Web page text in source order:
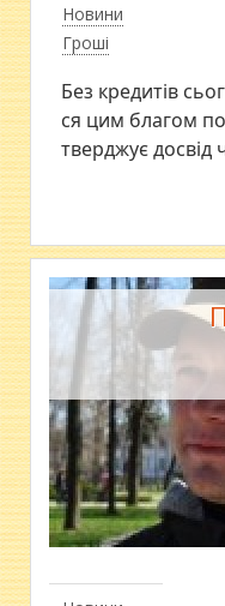
Новини
Гроші
Без кре­ди­тів
ся цим бла­гом
т­ве­р­джує до­с­від